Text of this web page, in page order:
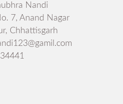
Nandi
7, Anand Nagar
Chhattisgarh